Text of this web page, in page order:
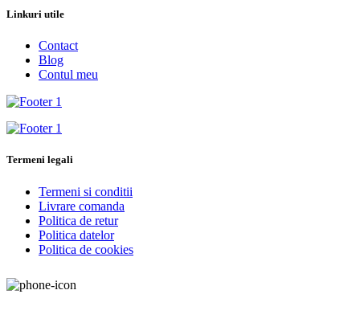
Linkuri utile
Contact
Blog
Contul meu
Termeni legali
Termeni si conditii
Livrare comanda
Politica de retur
Politica datelor
Politica de cookies